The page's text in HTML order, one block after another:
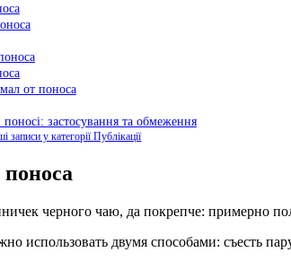
от поноса
застосування та обмеження
записи у категорії Публікації
черного чаю, да покрепче: примерно
использовать двумя способами: съесть